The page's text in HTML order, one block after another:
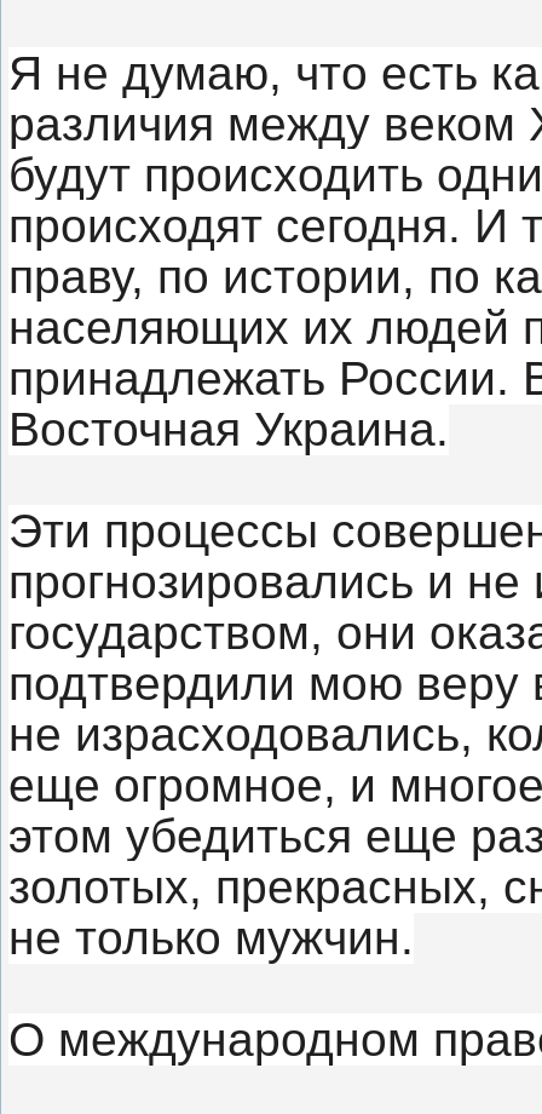
Я не думаю, что есть
различия между веком
будут происходить
происходят сегодня. И
праву, по истории, по
населяющих их людей
принадлежать России.
Восточная Украина.
Эти процессы
прогнозировались и
государством, они
подтвердили мою веру
не израсходовались,
еще огромное, и
этом убедиться еще
золотых, прекрасных,
не только мужчин.
О международном